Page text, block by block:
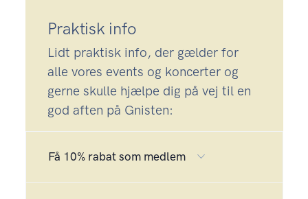
Praktisk info
Lidt praktisk info, der gælder for
alle vores events og koncerter og
gerne skulle hjælpe dig på vej til en
god aften på Gnisten:
Få 10% rabat som medlem